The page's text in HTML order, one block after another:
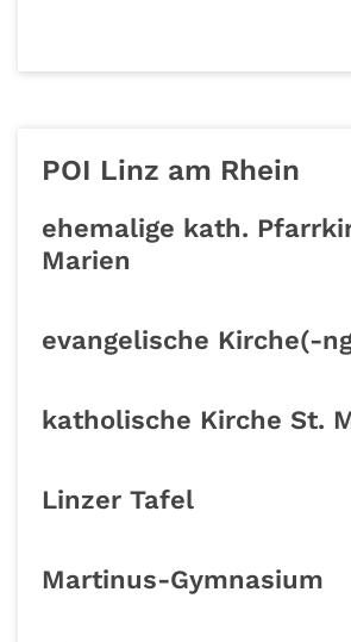
POI Linz am Rhein
ehemalige kath.
Marien
evangelische Kirche(-
katholische Kirche St.
Linzer Tafel
Martinus-Gymnasium